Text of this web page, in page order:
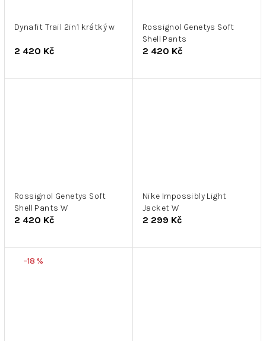
Dynafit Trail 2in1 krátký w
2 420 Kč
Rossignol Genetys Soft
Shell Pants
2 420 Kč
Rossignol Genetys Soft
Shell Pants W
2 420 Kč
Nike Impossibly Light
Jacket W
2 299 Kč
–18 %